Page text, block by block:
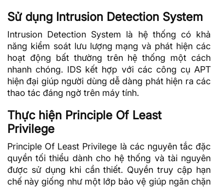
Sử dụng Intrusion Detection System
Intrusion Detection System là hệ thống có khả
năng kiểm soát lưu lượng mạng và phát hiện các
hoạt động bất thường trên hệ thống một cách
nhanh chóng. IDS kết hợp với các công cụ APT
hiện đại giúp người dùng dễ dàng phát hiện ra các
thao tác đáng ngờ trên máy tính.
Thực hiện Principle Of Least
Privilege
Principle Of Least Privilege là các nguyên tắc đặc
quyền tối thiểu dành cho hệ thống và tài nguyên
được sử dụng khi cần thiết. Quyền truy cập hạn
chế này giống như một lớp bảo vệ giúp ngăn chặn